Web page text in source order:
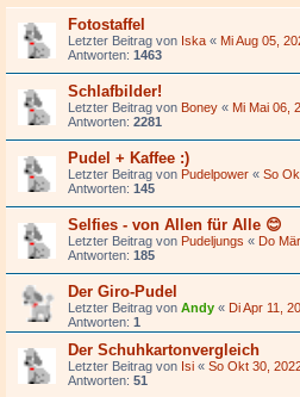
Fotostaffel
Letzter Beitrag von Iska « Mi Aug 05,
Antworten: 1463
Schlafbilder!
Letzter Beitrag von Boney « Mi Mai 06,
Antworten: 2281
Pudel + Kaffee :)
Letzter Beitrag von Pudelpower « So
Antworten: 145
Selfies - von Allen für Alle 😊
Letzter Beitrag von Pudeljungs « Do
Antworten: 185
Der Giro-Pudel
Letzter Beitrag von Andy « Di Apr 11,
Antworten: 1
Der Schuhkartonvergleich
Letzter Beitrag von Isi « So Okt 30,
Antworten: 51